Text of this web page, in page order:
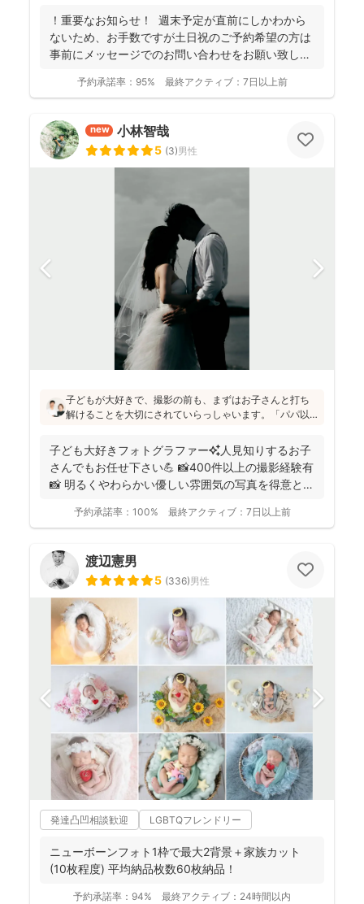
！重要なお知らせ！ 週末予定が直前にしかわから
ないため、お手数ですが土日祝のご予約希望の方は
事前にメッセージでのお問い合わせをお願い致しま
予約承諾率： 95% 最終アクティブ： 7日以上前
new 小林智哉
5 (3)男性
子どもが大好きで、撮影の前も、まずはお子さんと打ち
解けることを大切にされていらっしゃいます。「パパ以
た！」というお声も！明るく優しい雰囲気の仕上がりの
写真をお求めの方にはぜひおすすめです♪
子ども大好きフォトグラファー✨人見知りするお子
さんでもお任せ下さい💪 📸400件以上の撮影経験有
📸 明るくやわらかい優しい雰囲気の写真を得意とし
予約承諾率： 100% 最終アクティブ： 7日以上前
渡辺憲男
5 (336)男性
発達凸凹相談歓迎 LGBTQフレンドリー
ニューボーンフォト1枠で最大2背景＋家族カット
(10枚程度) 平均納品枚数60枚納品！
予約承諾率： 94% 最終アクティブ： 24時間以内